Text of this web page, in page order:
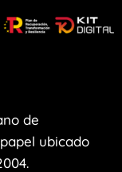
de
ubicado